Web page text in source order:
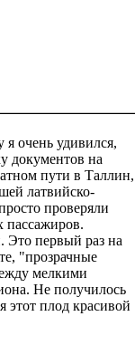
очень удивился,
документов на
пути в Таллин,
латвийско-
проверяли
пассажиров.
Это первый раз на
"прозрачные
мелкими
Не получилось
плод красивой